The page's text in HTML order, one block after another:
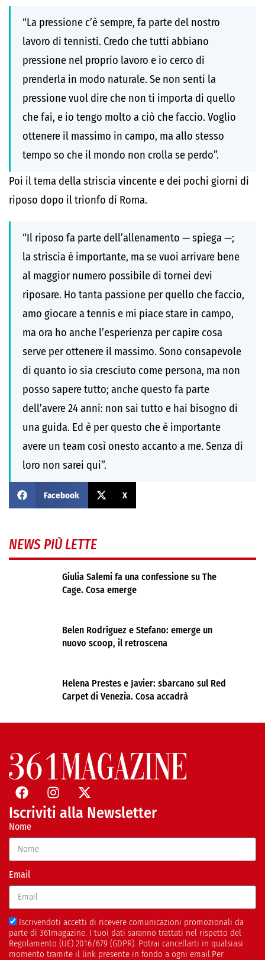
“La pressione c’è sempre, fa parte del nostro
lavoro di tennisti. Credo che tutti abbiano
pressione nel proprio lavoro e io cerco di
prenderla in modo naturale. Se non senti la
pressione vuol dire che non ti importa di quello
che fai, e io tengo molto a ciò che faccio. Voglio
ottenere il massimo in campo, ma allo stesso
tempo so che il mondo non crolla se perdo”.
Poi il tema della striscia vincente e dei pochi giorni di
riposo dopo il trionfo di Roma.
“Il riposo fa parte dell’allenamento — spiega —;
la striscia è importante, ma se vuoi arrivare bene
al maggior numero possibile di tornei devi
riposare. Ho tanta passione per quello che faccio,
amo giocare a tennis e mi piace stare in campo,
ma ora ho anche l’esperienza per capire cosa
serve per ottenere il massimo. Sono consapevole
di quanto io sia cresciuto come persona, ma non
posso sapere tutto; anche questo fa parte
dell’avere 24 anni: non sai tutto e hai bisogno di
una guida. Ed è per questo che è importante
avere un team così onesto accanto a me. Senza di
loro non sarei qui”.
Facebook X
NEWS PIÙ LETTE
Giulia Salemi fa una confessione su The
Cage. Cosa emerge
Belen Rodríguez e Stefano: emerge un
nuovo scoop, il retroscena
Helena Prestes e Javier: sbarcano sul Red
Carpet di Venezia. Cosa accadrà
Iscriviti alla Newsletter
Nome
Email
Iscrivendoti accetti di ricevere comunicazioni promozionali da
parte di 361magazine. I tuoi dati saranno trattati nel rispetto del
Regolamento (UE) 2016/679 (GDPR). Potrai cancellarti in qualsiasi
momento tramite il link presente in fondo a ogni email.Per